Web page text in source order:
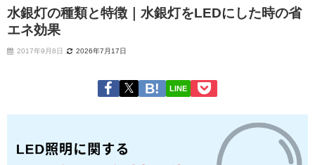
水銀灯の種類と特徴｜水銀灯をLEDにした時の省
エネ効果
2017年9月8日 2026年7月17日
LINE